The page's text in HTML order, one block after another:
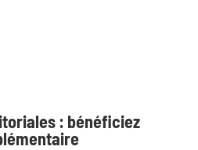
: bénéficiez